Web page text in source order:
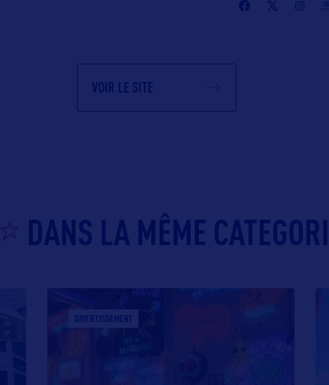
VOIR LE SITE
DANS LA MÊME
DIVERTISSEMENT